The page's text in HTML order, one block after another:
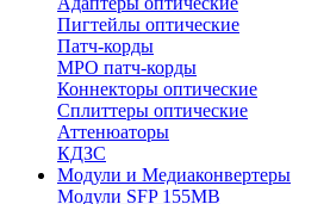
Пигтейлы оптические
Патч-корды
MPO патч-корды
Коннекторы оптические
Сплиттеры оптические
Аттенюаторы
КДЗС
Модули и Медиаконвертеры
Модули SFP 155MB